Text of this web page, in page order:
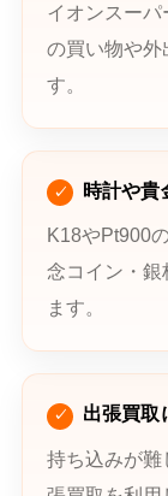
イオンスー
の買い物や外
す。
時計や貴
K18やPt900
念コイン・銀
ます。
出張買取
持ち込みが難